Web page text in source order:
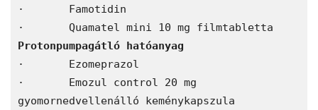
·	Famotidin
·	Quamatel mini 10 mg filmtabletta
Protonpumpagátló hatóanyag
·	Ezomeprazol
·	Emozul control 20 mg
gyomornedvellenálló keménykapszula